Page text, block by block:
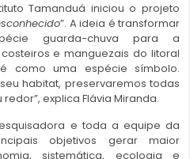
Tamanduá iniciou o projeto
”. A ideia é transformar
guarda-chuva para a
e manguezais do litoral
é como uma espécie símbolo.
habitat, preservaremos todas
explica Flávia Miranda.
e toda a equipe da
objetivos gerar maior
sistemática, ecologia e